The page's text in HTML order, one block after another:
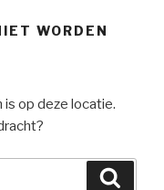
WORDEN
op deze locatie.